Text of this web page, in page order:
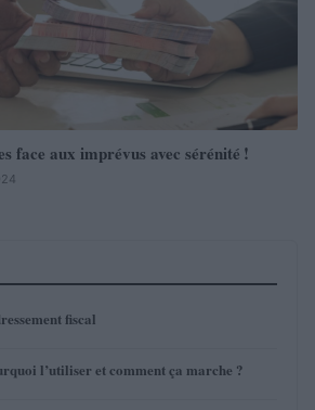
face aux imprévus avec sérénité !
fiscal
l’utiliser et comment ça marche ?